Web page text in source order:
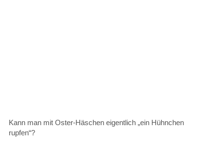
Kann man mit Oster-Häschen eigentlich „ein Hühnchen
rupfen“?